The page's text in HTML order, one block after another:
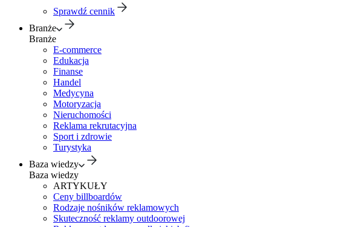
Sprawdź cennik
Branże
Branże
E-commerce
Edukacja
Finanse
Handel
Medycyna
Motoryzacja
Nieruchomości
Reklama rekrutacyjna
Sport i zdrowie
Turystyka
Baza wiedzy
Baza wiedzy
ARTYKUŁY
Ceny billboardów
Rodzaje nośników reklamowych
Skuteczność reklamy outdoorowej